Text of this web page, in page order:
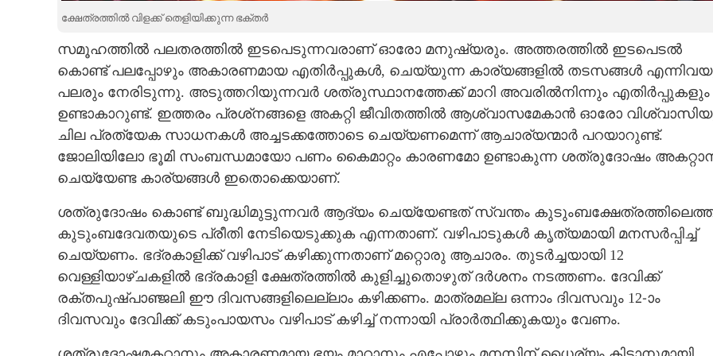
LITERATURE
CONTACT US
ക്ഷേത്രത്തിൽ വിളക്ക് തെളിയിക്കുന്ന ഭക്തർ
സമൂഹത്തിൽ പലതരത്തിൽ ഇടപെടുന്നവരാണ് ഓരോ മനുഷ്യരും. അത്തരത്തിൽ ഇടപെടൽ
കൊണ്ട് പലപ്പോഴും അകാരണമായ എതിർപ്പുകൾ, ചെയ്യുന്ന കാര്യങ്ങളിൽ തടസങ്ങൾ
പലരും നേരിടുന്നു. അടുത്തറിയുന്നവർ ശത്രുസ്ഥാനത്തേക്ക് മാറി അവരിൽനിന്നും എതിർപ്പുകളും
ഉണ്ടാകാറുണ്ട്. ഇത്തരം പ്രശ്‌നങ്ങളെ അകറ്റി ജീവിതത്തിൽ ആശ്വാസമേകാൻ ഓരോ
ചില പ്രത്യേക സാധനകൾ അച്ചടക്കത്തോടെ ചെയ്യണമെന്ന് ആചാര്യന്മാർ പറയാറുണ്ട്.
ജോലിയിലോ ഭൂമി സംബന്ധമായോ പണം കൈമാറ്റം കാരണമോ ഉണ്ടാകുന്ന ശത്രുദോഷം
ചെയ്യേണ്ട കാര്യങ്ങൾ ഇതൊക്കെയാണ്.
ശത്രുദോഷം കൊണ്ട് ബുദ്ധിമുട്ടുന്നവർ ആദ്യം ചെയ്യേണ്ടത് സ്വന്തം
കുടുംബദേവതയുടെ പ്രീതി നേടിയെടുക്കുക എന്നതാണ്. വഴിപാടുകൾ കൃത്യമായി മനസർപ്പിച്ച്
ചെയ്യണം. ഭദ്രകാളിക്ക് വഴിപാട് കഴിക്കുന്നതാണ് മറ്റൊരു ആചാരം. തുടർച്ചയായി 12
വെള്ളിയാഴ്ചകളിൽ ഭദ്രകാളി ക്ഷേത്രത്തിൽ കുളിച്ചുതൊഴുത് ദർശനം നടത്തണം. ദേവിക്ക്
രക്തപുഷ്പാഞ്ജലി ഈ ദിവസങ്ങളിലെല്ലാം കഴിക്കണം. മാത്രമല്ല ഒന്നാം ദിവസവും 12-ാം
ദിവസവും ദേവിക്ക് കടുംപായസം വഴിപാട് കഴിച്ച് നന്നായി പ്രാർത്ഥിക്കുകയും വേണം.